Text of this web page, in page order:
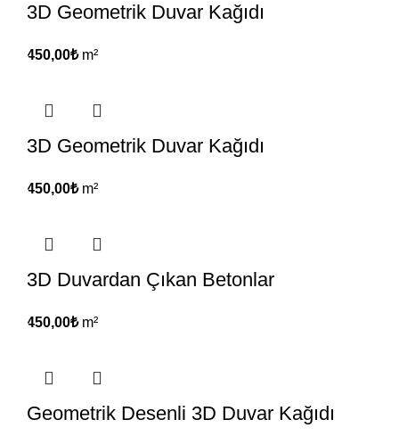
3D Geometrik Duvar Kağıdı
450,00₺m²
3D Geometrik Duvar Kağıdı
450,00₺m²
3D Duvardan Çıkan Betonlar
450,00₺m²
Geometrik Desenli 3D Duvar Kağıdı